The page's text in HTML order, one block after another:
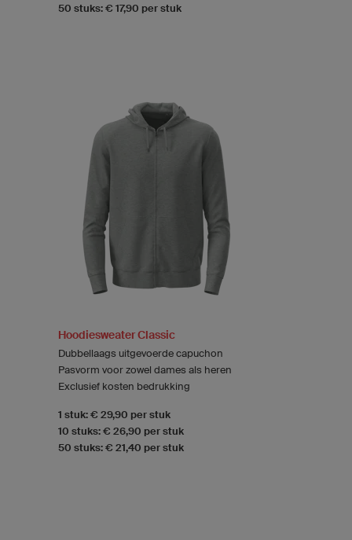
50 stuks: € 17,90 per stuk
Hoodiesweater Classic
Dubbellaags uitgevoerde capuchon
Pasvorm voor zowel dames als heren
Exclusief kosten bedrukking
1 stuk: € 29,90 per stuk
10 stuks: € 26,90 per stuk
50 stuks: € 21,40 per stuk